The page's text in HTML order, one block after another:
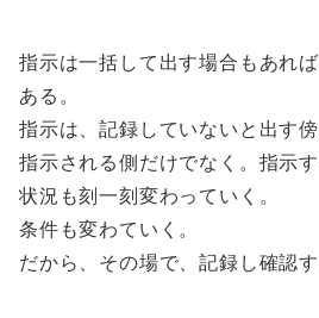
指示は一括して出す場合もあれ
ある。
指示は、記録していないと出す傍
指示される側だけでなく。指示
状況も刻一刻変わっていく。
条件も変わていく。
だから、その場で、記録し確認す